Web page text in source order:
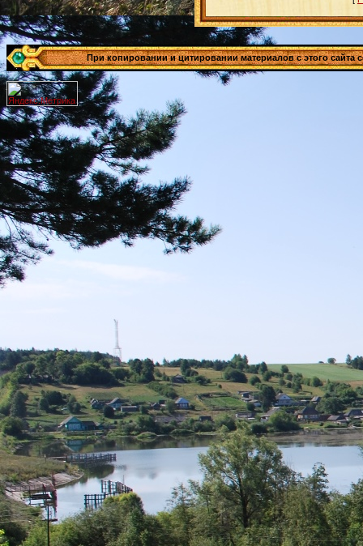
При копировании и цитировании материалов с этого сайта